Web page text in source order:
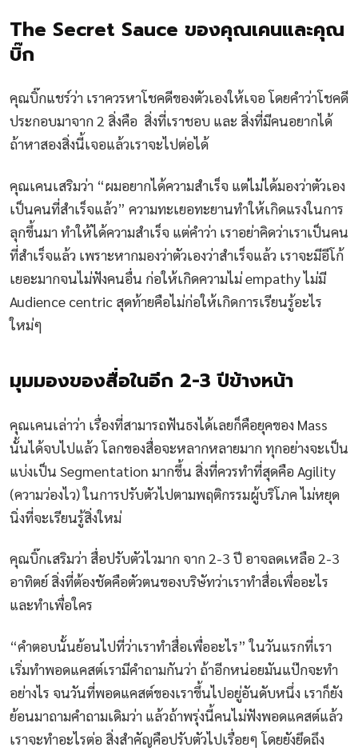
The Secret Sauce ของคุณเคนและคุณ
บิ๊ก
คุณบิ๊กแชร์ว่า เราควรหาโชคดีของตัวเองให้เจอ โดยคำว่าโชคดี
ประกอบมาจาก 2 สิ่งคือ สิ่งที่เราชอบ และ สิ่งที่มีคนอยากได้
ถ้าหาสองสิ่งนี้เจอแล้วเราจะไปต่อได้
คุณเคนเสริมว่า “ผมอยากได้ความสำเร็จ แต่ไม่ได้มองว่าตัวเอง
เป็นคนที่สำเร็จแล้ว” ความทะเยอทะยานทำให้เกิดแรงในการ
ลุกขึ้นมา ทำให้ได้ความสำเร็จ แต่คำว่า เราอย่าคิดว่าเราเป็นคน
ที่สำเร็จแล้ว เพราะหากมองว่าตัวเองว่าสำเร็จแล้ว เราจะมีอีโก้
เยอะมากจนไม่ฟังคนอื่น ก่อให้เกิดความไม่ empathy ไม่มี
Audience centric สุดท้ายคือไม่ก่อให้เกิดการเรียนรู้อะไร
ใหม่ๆ
มุมมองของสื่อในอีก 2-3 ปีข้างหน้า
คุณเคนเล่าว่า เรื่องที่สามารถฟันธงได้เลยก็คือยุคของ Mass
นั้นได้จบไปแล้ว โลกของสื่อจะหลากหลายมาก ทุกอย่างจะเป็น
แบ่งเป็น Segmentation มากขึ้น สิ่งที่ควรทำที่สุดคือ Agility
(ความว่องไว) ในการปรับตัวไปตามพฤติกรรมผู้บริโภค ไม่หยุด
นิ่งที่จะเรียนรู้สิ่งใหม่
คุณบิ๊กเสริมว่า สื่อปรับตัวไวมาก จาก 2-3 ปี อาจลดเหลือ 2-3
อาทิตย์ สิ่งที่ต้องชัดคือตัวตนของบริษัทว่าเราทำสื่อเพื่ออะไร
และทำเพื่อใคร
“คำตอบนั้นย้อนไปที่ว่าเราทำสื่อเพื่ออะไร” ในวันแรกที่เรา
เริ่มทำพอดแคสต์เรามีคำถามกันว่า ถ้าอีกหน่อยมันแป๊กจะทำ
อย่างไร จนวันที่พอดแคสต์ของเราขึ้นไปอยู่อันดับหนึ่ง เราก็ยัง
ย้อนมาถามคำถามเดิมว่า แล้วถ้าพรุ่งนี้คนไม่ฟังพอดแคสต์แล้ว
เราจะทำอะไรต่อ สิ่งสำคัญคือปรับตัวไปเรื่อยๆ โดยยังยึดถึง